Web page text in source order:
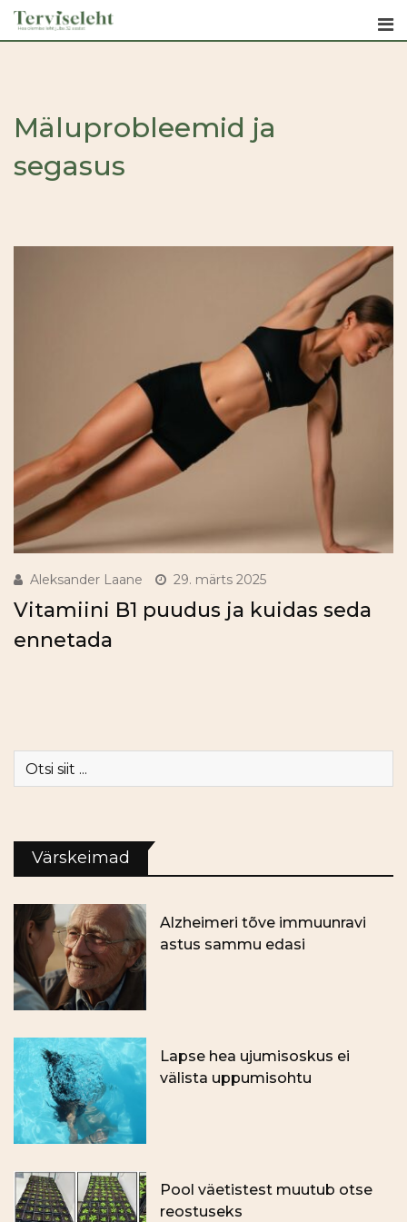
Skip
Mäluprobleemid ja
segasus
Aleksander Laane 29. märts 2025
Vitamiini B1 puudus ja kuidas seda
ennetada
Värskeimad
Alzheimeri tõve immuunravi
astus sammu edasi
Lapse hea ujumisoskus ei
välista uppumisohtu
Pool väetistest muutub otse
reostuseks